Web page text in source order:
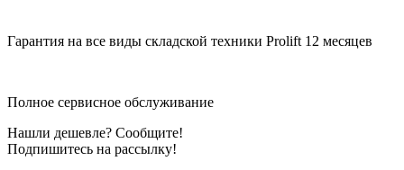
Гарантия на все виды складской техники Prolift 12 месяцев
Полное сервисное обслуживание
Нашли дешевле? Сообщите!
Подпишитесь на рассылку!